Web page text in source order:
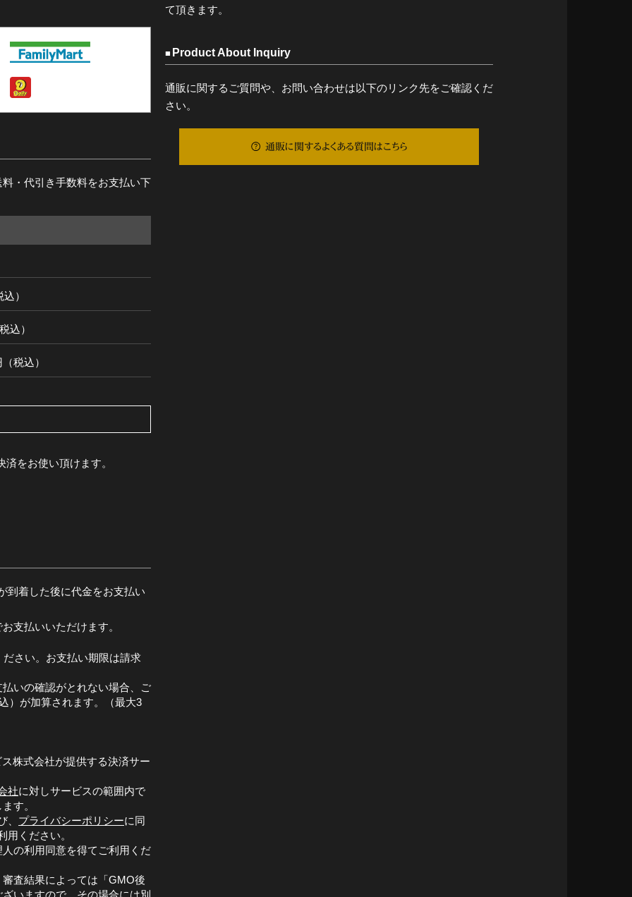
・代引き手数料をお支払い下
）
込）
税込）
をお使い頂けます。
到着した後に代金をお支払い
支払いいただけます。
さい。お支払い期限は請求
いの確認がとれない場合、ご
）が加算されます。（最大3
株式会社が提供する決済サー
社に対しサービスの範囲内で
す。
、 プライバシーポリシーに同
ください。
の利用同意を得てご利用くだ
査結果によっては「GMO後
て頂きます。
Product About Inquiry
通販に関するご質問や、お問い合わせは以下のリンク先をご確認くだ
さい。
通販に関するよくある質問はこちら